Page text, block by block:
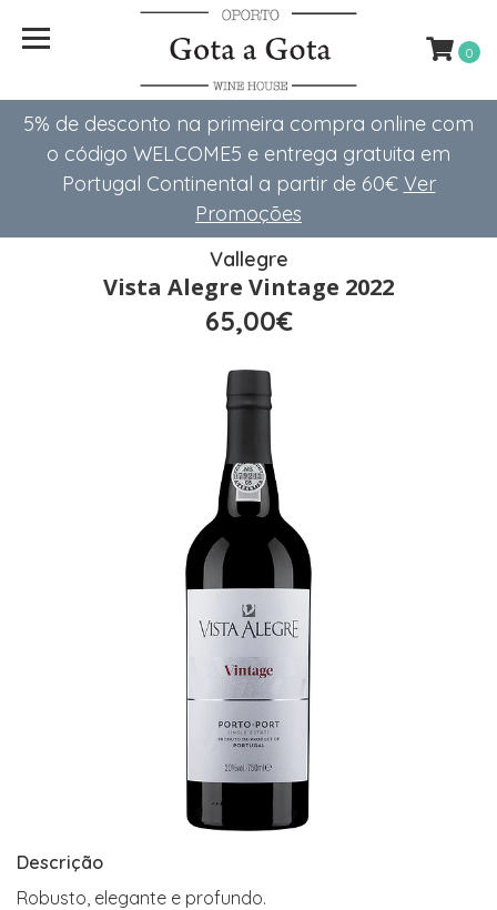
5% de desconto na primeira compra online com
o código WELCOME5 e entrega gratuita em
Portugal Continental a partir de 60€ Ver
Promoções
0
Vallegre
Vista Alegre Vintage 2022
65,00€
Descrição
Robusto, elegante e profundo.